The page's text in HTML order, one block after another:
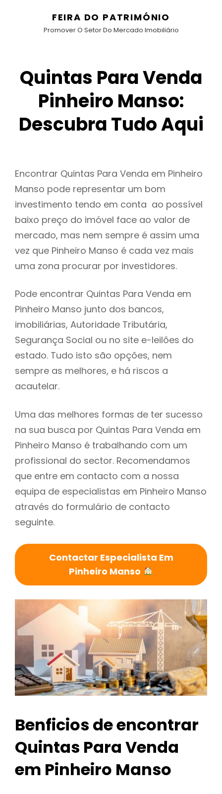
FEIRA DO PATRIMÓNIO
Promover O Setor Do Mercado Imobiliário
Quintas Para Venda
Pinheiro Manso:
Descubra Tudo Aqui
Encontrar Quintas Para Venda em Pinheiro
Manso pode representar um bom
investimento tendo em conta ao possível
baixo preço do imóvel face ao valor de
mercado, mas nem sempre é assim uma
vez que Pinheiro Manso é cada vez mais
uma zona procurar por investidores.
Pode encontrar Quintas Para Venda em
Pinheiro Manso junto dos bancos,
imobiliárias, Autoridade Tributária,
Segurança Social ou no site e-leilões do
estado. Tudo isto são opções, nem
sempre as melhores, e há riscos a
acautelar.
Uma das melhores formas de ter sucesso
na sua busca por Quintas Para Venda em
Pinheiro Manso é trabalhando com um
profissional do sector. Recomendamos
que entre em contacto com a nossa
equipa de especialistas em Pinheiro Manso
através do formulário de contacto
seguinte.
Contactar Especialista Em
Pinheiro Manso
Benficios de encontrar
Quintas Para Venda
em Pinheiro Manso